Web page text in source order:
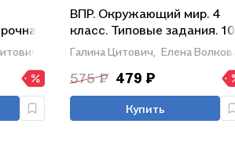
С
ВПР. Окружающий мир. 4
класс. Типовые задания. 10
вариантов заданий.
оценивания. Ответы
Галина Цитович, Елена Волкова
575 ₽ 479 ₽
Купить